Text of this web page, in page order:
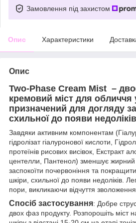
Замовлення під захистом
Опис Характеристики
Опис
Two-Phase Cream Mist –
кремовий міст для обличчя
призначений для догляду
схильної до появи
Завдяки активним компонентам
гідролізат гіалуронової кислоти,
протеїнів рисових висівок, Екстракт
центелли, Пантенол) зменшує жирний
заспокоїти почервоніння та
шкіри, схильної до появи недоліків.
пори, викликаючи відчуття зволоження.
Спосіб застосування: Добре
двох фаз продукту. Розпорошіть міст